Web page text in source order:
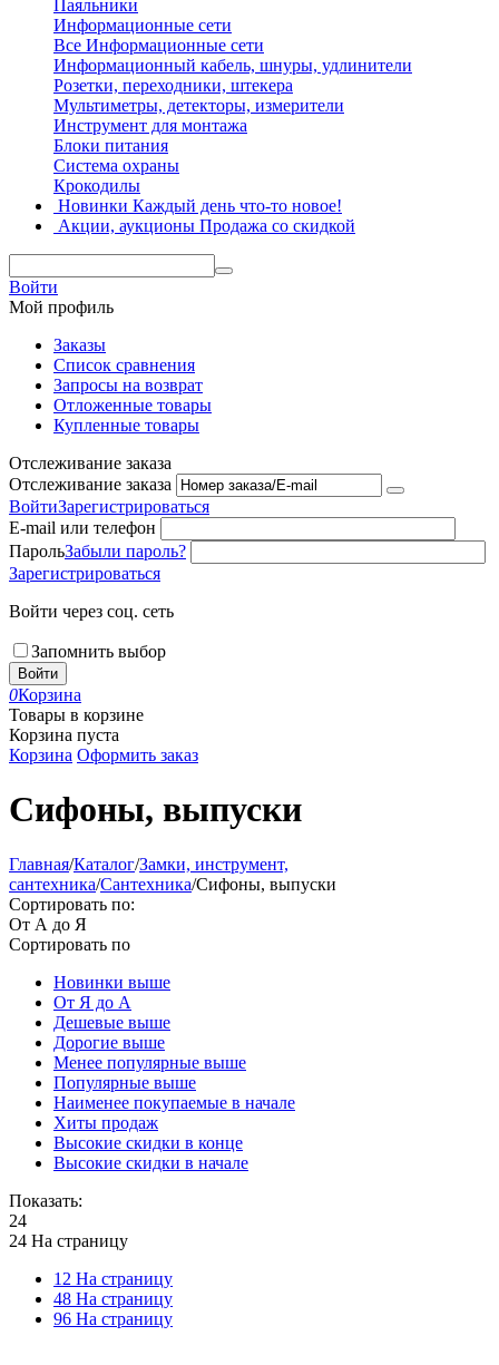
Паяльники
Информационные сети
Все Информационные сети
Информационный кабель, шнуры, удлинители
Розетки, переходники, штекера
Мультиметры, детекторы, измерители
Инструмент для монтажа
Блоки питания
Система охраны
Крокодилы
Новинки Каждый день что-то новое!
Акции, аукционы Продажа со скидкой
Войти
Мой профиль
Заказы
Список сравнения
Запросы на возврат
Отложенные товары
Купленные товары
Отслеживание заказа
Отслеживание заказа
ВойтиЗарегистрироваться
E-mail или телефон
ПарольЗабыли пароль?
Зарегистрироваться
Войти через соц. сеть
Запомнить выбор
Войти
0Корзина
Товары в корзине
Корзина пуста
Корзина Оформить заказ
Сифоны, выпуски
Главная/Каталог/Замки, инструмент,
сантехника/Сантехника/Сифоны, выпуски
Сортировать по:
От А до Я
Сортировать по
Новинки выше
От Я до А
Дешевые выше
Дорогие выше
Менее популярные выше
Популярные выше
Наименее покупаемые в начале
Хиты продаж
Высокие скидки в конце
Высокие скидки в начале
Показать:
24
24 На страницу
12 На страницу
48 На страницу
96 На страницу